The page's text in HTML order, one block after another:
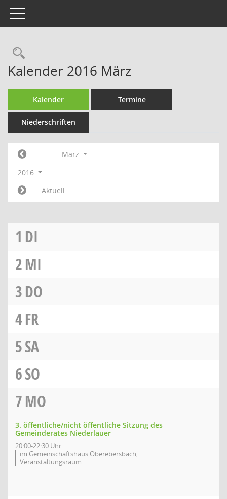
Toggle navigation
Rechercheauswahl
Kalender 2016 März
Kalender Termine
Niederschriften
März
2016
Aktuell
1 DI
2MI
3DO
4FR
5SA
6SO
7MO
3. öffentliche/nicht öffentliche Sitzung des
Gemeinderates Niederlauer
20:00-22:30 Uhr
im Gemeinschaftshaus Oberebersbach,
Veranstaltungsraum